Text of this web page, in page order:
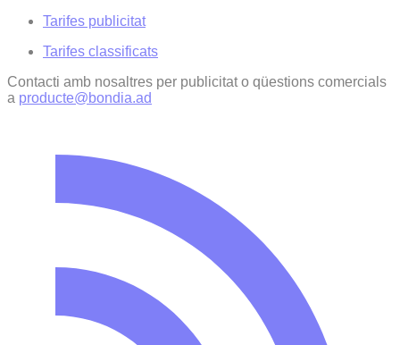
Tarifes publicitat
Tarifes classificats
Contacti amb nosaltres per publicitat o qüestions comercials
a producte@bondia.ad